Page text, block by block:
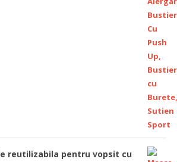
reutilizabila pentru vopsit cu